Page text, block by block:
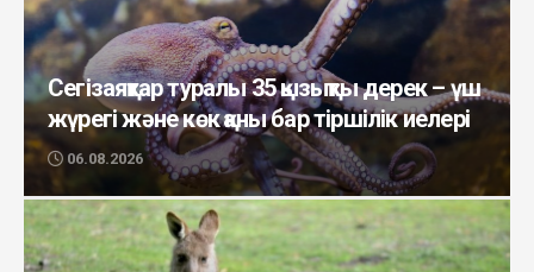
Сегізаяқтар туралы 35 қызықты дерек – үш
жүрегі және көк қаны бар тіршілік иелері
06.08.2026